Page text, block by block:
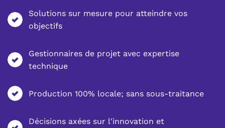
Solutions sur mesure pour atteindre vos
objectifs
Gestionnaires de projet avec expertise
technique
Production 100% locale; sans sous-traitance
Décisions axées sur l'innovation et